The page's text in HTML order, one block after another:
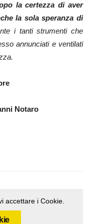
la certezza di aver
la sola speranza di
i tanti strumenti che
annunciati e ventilati
Notaro
accettare i Cookie.